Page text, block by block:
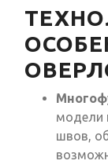
модели
швов,